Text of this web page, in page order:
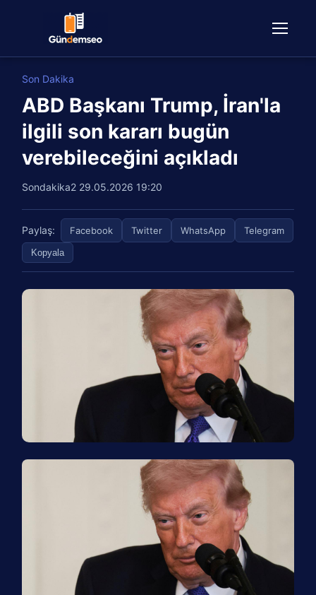
Son Dakika
ABD Başkanı Trump, İran'la
ilgili son kararı bugün
verebileceğini açıkladı
Sondakika2 29.05.2026 19:20
Paylaş: Facebook Twitter WhatsApp Telegram
Kopyala